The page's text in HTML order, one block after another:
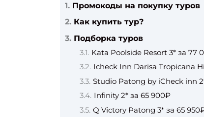
Промокоды на покупку туров
Как купить тур?
Подборка туров
Kata Poolside Resort 3* за 77
Icheck Inn Darisa Tropicana
Studio Patong by iCheck inn
Infinity 2* за 65 900₽
Q Victory Patong 3* за 65